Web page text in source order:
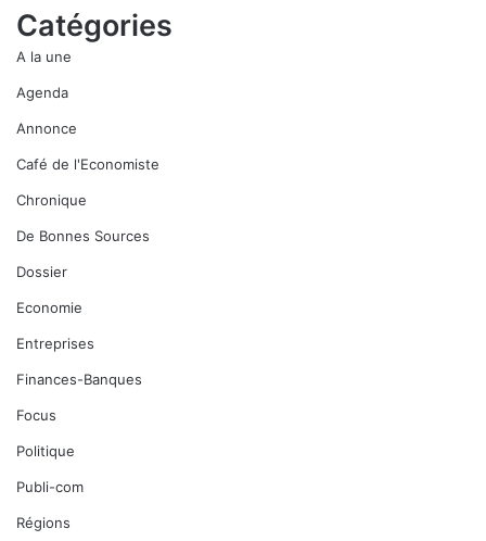
Catégories
A la une
Agenda
Annonce
Café de l'Economiste
Chronique
De Bonnes Sources
Dossier
Economie
Entreprises
Finances-Banques
Focus
Politique
Publi-com
Régions